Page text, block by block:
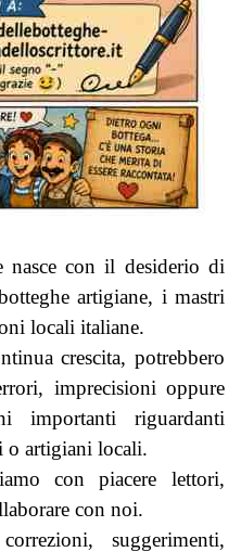
nasce con il desiderio di
artigiane, i mastri
locali italiane.
crescita, potrebbero
imprecisioni oppure
importanti riguardanti
o artigiani locali.
con piacere lettori,
con noi.
suggerimenti,